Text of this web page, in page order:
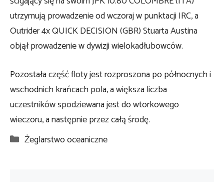
utrzymują prowadzenie od wczoraj w punktacji IRC, a
Outrider 4x QUICK DECISION (GBR) Stuarta Austina
objął prowadzenie w dywizji wielokadłubowców.
Pozostała część floty jest rozproszona po północnych i
wschodnich krańcach pola, a większa liczba
uczestników spodziewana jest do wtorkowego
wieczoru, a następnie przez całą środę.
Kategorie
Żeglarstwo oceaniczne